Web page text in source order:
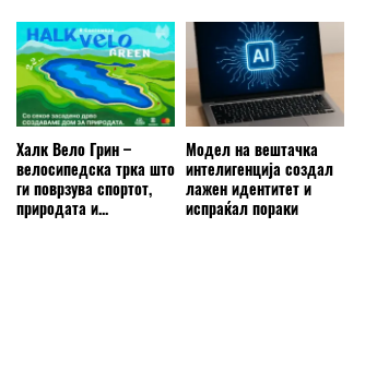
Халк Вело Грин –
велосипедска трка што
ги поврзува спортот,
природата и...
Модел на вештачка
интелигенција создал
лажен идентитет и
испраќал пораки